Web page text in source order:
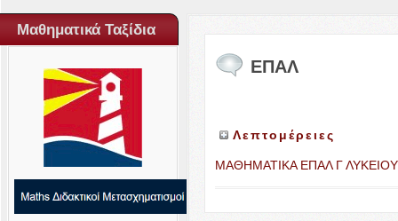
Μαθηματικά Ταξίδια
ΕΠΑΛ
Λεπτομέρειες
ΜΑΘΗΜΑΤΙΚΑ ΕΠΑΛΓΛΥΚΕΙΟΥ